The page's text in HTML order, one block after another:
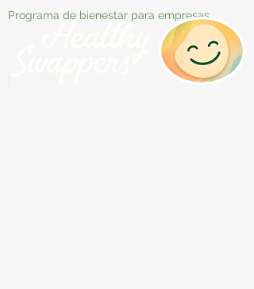
Programa de bienestar para empresas